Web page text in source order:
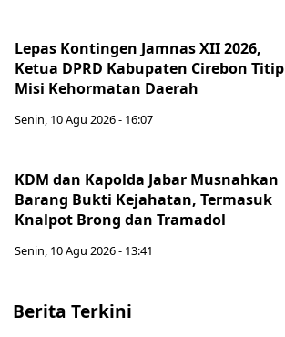
Lepas Kontingen Jamnas XII 2026,
Ketua DPRD Kabupaten Cirebon Titip
Misi Kehormatan Daerah
Senin, 10 Agu 2026 - 16:07
KDM dan Kapolda Jabar Musnahkan
Barang Bukti Kejahatan, Termasuk
Knalpot Brong dan Tramadol
Senin, 10 Agu 2026 - 13:41
Berita Terkini